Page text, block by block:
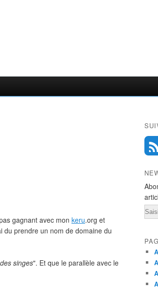
gagnant avec mon keru.org et
du prendre un nom de domaine du
singes". Et que le parallèle avec le